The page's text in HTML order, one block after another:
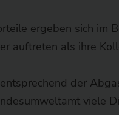
ergeben sich im
auftreten als ihre
der
viele